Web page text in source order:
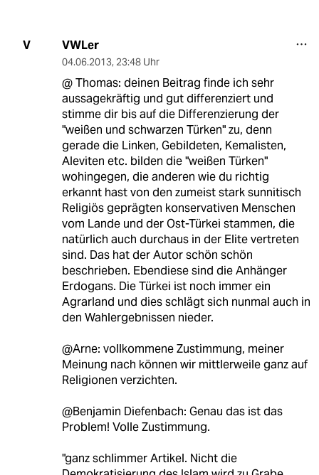
V VWLer
04.06.2013, 23:48 Uhr
@ Thomas: deinen Beitrag finde ich sehr
aussagekräftig und gut differenziert und
stimme dir bis auf die Differenzierung der
"weißen und schwarzen Türken" zu, denn
gerade die Linken, Gebildeten, Kemalisten,
Aleviten etc. bilden die "weißen Türken"
wohingegen, die anderen wie du richtig
erkannt hast von den zumeist stark sunnitisch
Religiös geprägten konservativen Menschen
vom Lande und der Ost-Türkei stammen, die
natürlich auch durchaus in der Elite vertreten
sind. Das hat der Autor schön schön
beschrieben. Ebendiese sind die Anhänger
Erdogans. Die Türkei ist noch immer ein
Agrarland und dies schlägt sich nunmal auch in
den Wahlergebnissen nieder.
@Arne: vollkommene Zustimmung, meiner
Meinung nach können wir mittlerweile ganz auf
Religionen verzichten.
@Benjamin Diefenbach: Genau das ist das
Problem! Volle Zustimmung.
"ganz schlimmer Artikel. Nicht die